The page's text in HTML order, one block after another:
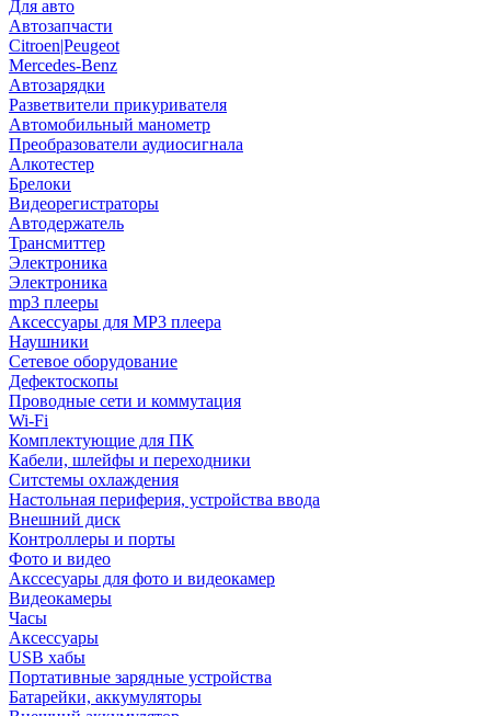
Для авто
Автозапчасти
Citroen|Peugeot
Mercedes-Benz
Автозарядки
Разветвители прикуривателя
Автомобильный манометр
Преобразователи аудиосигнала
Алкотестер
Брелоки
Видеорегистраторы
Автодержатель
Трансмиттер
Электроника
Электроника
mp3 плееры
Аксессуары для MP3 плеера
Наушники
Сетевое оборудование
Дефектоскопы
Проводные сети и коммутация
Wi-Fi
Комплектующие для ПК
Кабели, шлейфы и переходники
Ситстемы охлаждения
Настольная периферия, устройства ввода
Внешний диск
Контроллеры и порты
Фото и видео
Акссесуары для фото и видеокамер
Видеокамеры
Часы
Аксессуары
USB хабы
Портативные зарядные устройства
Батарейки, аккумуляторы